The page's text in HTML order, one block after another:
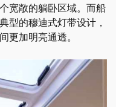
宽敞的躺卧区域。而船
型的穆迪式灯带设计，
更加明亮通透。